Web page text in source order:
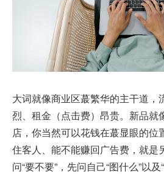
大词就像商业区蕞繁华的主干道，
烈、租金（点击费）昂贵。新品就
店，你当然可以花钱在蕞显眼的位
住客人、能不能赚回广告费，就是
问“要不要”，先问自己“图什么”以及“